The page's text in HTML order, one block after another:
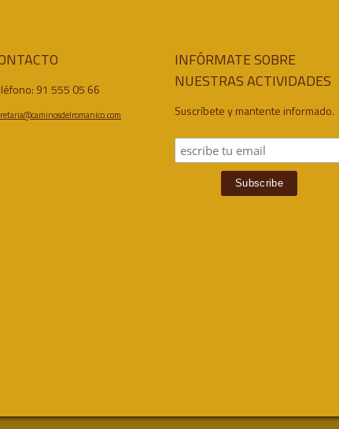
91 555 05 66
INFÓRMATE SOBRE
NUESTRAS ACTIVIDADES
Suscríbete y mantente informado.